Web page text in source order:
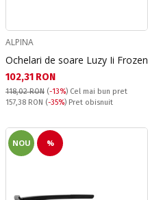
ALPINA
Ochelari de soare Luzy Ii Frozen
Текуща цена:
102,31 RON
118,02 RON (-13%) Cel mai bun pret
Pret obisnuit:
157,38 RON (-35%) Pret obisnuit
NOU %